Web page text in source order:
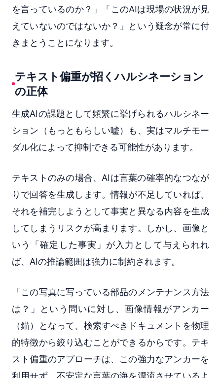
を言っているのか？」「このAIは現場の状況が見
えていないのではないか？」という疑念が常に付
きまとうことになります。
テキスト偏重が招くハルシネーション
の正体
生成AIの課題として頻繁に挙げられるハルシネー
ション（もっともらしい嘘）も、実はマルチモー
ダル化によって抑制できる可能性があります。
テキストのみの場合、AIは言葉の確率的なつなが
りで回答を生成します。情報が不足していれば、
それを補完しようとして事実と異なる内容を生成
してしまうリスクが高まります。しかし、画像と
いう「確定した事実」が入力として与えられれ
ば、AIの推論範囲は強力に制約されます。
「この写真に写っている部品のメンテナンス方法
は？」という問いに対し、画像情報がアンカー
（錨）となって、検索すべきドキュメントを物理
的特徴から絞り込むことができるからです。テキ
スト偏重のアプローチは、この強力なアンカーを
利用せず、不安定な言葉の海を漂流させているよ